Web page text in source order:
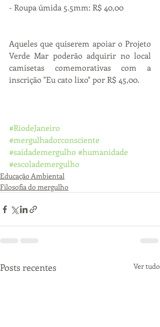
- Roupa úmida 5.5mm: R$ 40,00
Aqueles que quiserem apoiar o Projeto
Verde Mar poderão adquirir no local
camisetas comemorativas com a
inscrição "Eu cato lixo" por R$ 45,00.
#RiodeJaneiro
#mergulhadorconsciente
#saídademergulho #humanidade
#escolademergulho
Educação Ambiental
Filosofia do mergulho
Posts recentes Ver tudo